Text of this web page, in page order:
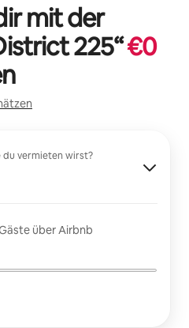
mit der
225“€0
du vermieten wirst?
über Airbnb